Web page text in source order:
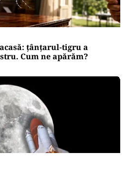
țânțarul-tigru a
Cum ne apărăm?